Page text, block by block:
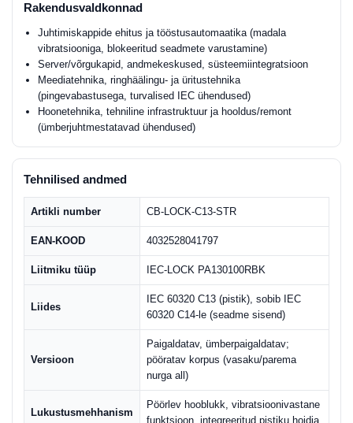
Rakendusvaldkonnad
Juhtimiskappide ehitus ja tööstusautomaatika (madala
vibratsiooniga, blokeeritud seadmete varustamine)
Server/võrgukapid, andmekeskused, süsteemiintegratsioon
Meediatehnika, ringhäälingu- ja üritustehnika
(pingevabastusega, turvalised IEC ühendused)
Hoonetehnika, tehniline infrastruktuur ja hooldus/remont
(ümberjuhtmestatavad ühendused)
Tehnilised andmed
Artikli number CB-LOCK-C13-STR
EAN-KOOD 4032528041797
Liitmiku tüüp IEC-LOCK PA130100RBK
Liides
IEC 60320 C13 (pistik), sobib IEC
60320 C14-le (seadme sisend)
Versioon
Paigaldatav, ümberpaigaldatav;
pööratav korpus (vasaku/parema
nurga all)
Lukustusmehhanism
Pöörlev hooblukk, vibratsioonivastane
funktsioon, integreeritud pistiku hoidja